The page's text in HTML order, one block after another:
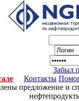
Забыл
Контакты
предложение и